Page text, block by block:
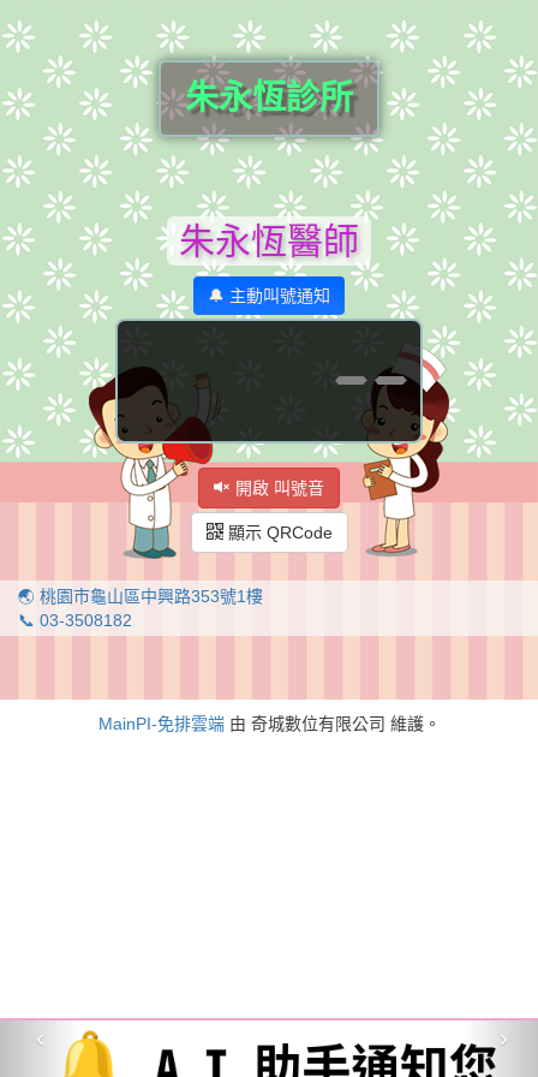
朱永恆診所
朱永恆醫師
🔔 主動叫號通知
--
開啟 叫號音
顯示 QRCode
🌏 桃園市龜山區中興路353號1樓
📞 03-3508182
‹ ›
MainPI-免排雲端由 奇城數位有限公司 維護。